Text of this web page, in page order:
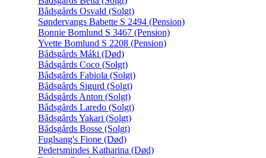
Bådsgårds Osvald (Solgt)
Søndervangs Babette S 2494 (Pension)
Bonnie Bomlund S 3467 (Pension)
Yvette Bomlund S 2208 (Pension)
Bådsgårds Máki (Død)
Bådsgårds Coco (Solgt)
Bådsgårds Fabiola (Solgt)
Bådsgårds Sigurd (Solgt)
Bådsgårds Anton (Solgt)
Bådsgårds Laredo (Solgt)
Bådsgårds Yakari (Solgt)
Bådsgårds Bosse (Solgt)
Fuglsang's Fione (Død)
Pedersmindes Katharina (Død)